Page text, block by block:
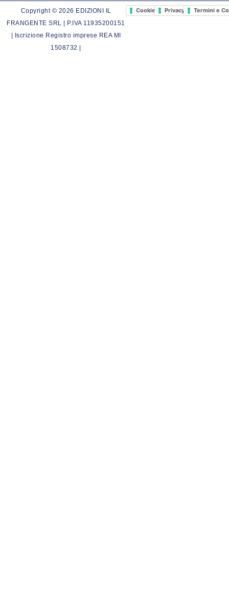
Copyright © 2026 EDIZIONI IL
FRANGENTE SRL | P.IVA 11935200151
| Iscrizione Registro imprese REA MI
1508732 |
Cookie PolicyPrivacy PolicyTermini e